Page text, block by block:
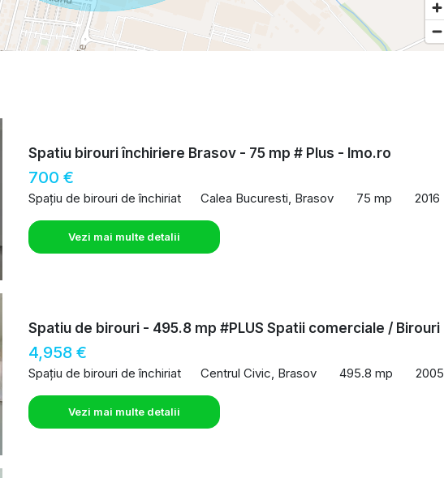
Spatiu birouri închiriere Brasov - 75 mp # Plus - Imo.ro
700 €
Spațiu de birouri de închiriat Calea Bucuresti, Brasov 75 mp 2016
Vezi mai multe detalii
Spatiu de birouri - 495.8 mp #PLUS Spatii comerciale / Birouri
4,958 €
Spațiu de birouri de închiriat Centrul Civic, Brasov 495.8 mp 2005
Vezi mai multe detalii